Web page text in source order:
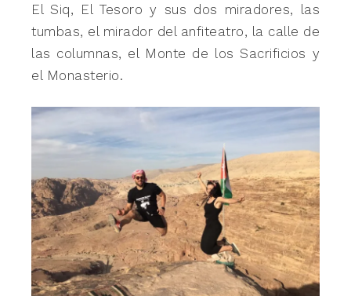
El Siq, El Tesoro y sus dos miradores, las
tumbas, el mirador del anfiteatro, la calle de
las columnas, el Monte de los Sacrificios y
el Monasterio.